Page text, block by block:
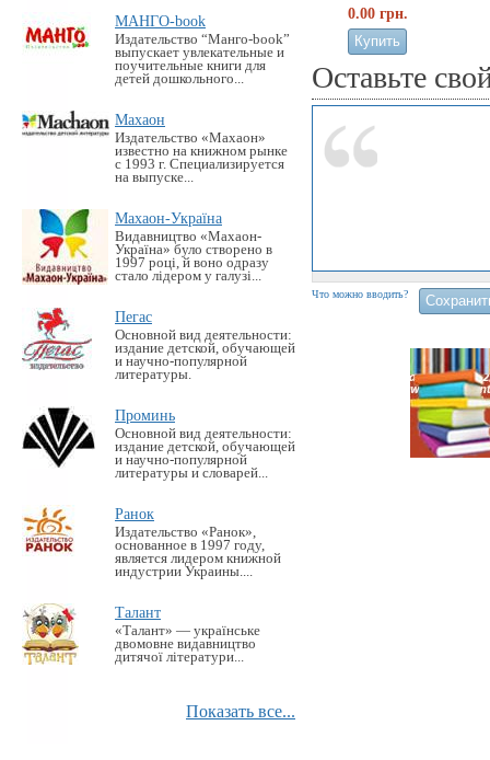
МАНГО-book
Издательство “Манго-book”
выпускает увлекательные и
поучительные книги для
детей дошкольного...
Махаон
Издательство «Махаон»
известно на книжном рынке
с 1993 г. Специализируется
на выпуске...
Махаон-Україна
Видавництво «Махаон-
Україна» було створено в
1997 році, й воно одразу
стало лідером у галузі...
Пегас
Основной вид деятельности:
издание детской, обучающей
и научно-популярной
литературы.
Проминь
Основной вид деятельности:
издание детской, обучающей
и научно-популярной
литературы и словарей...
Ранок
Издательство «Ранок»,
основанное в 1997 году,
является лидером книжной
индустрии Украины....
Талант
«Талант» — українське
двомовне видавництво
дитячої літератури...
Показать все...
0.00 грн.
Оставьте
Что можно вводить?